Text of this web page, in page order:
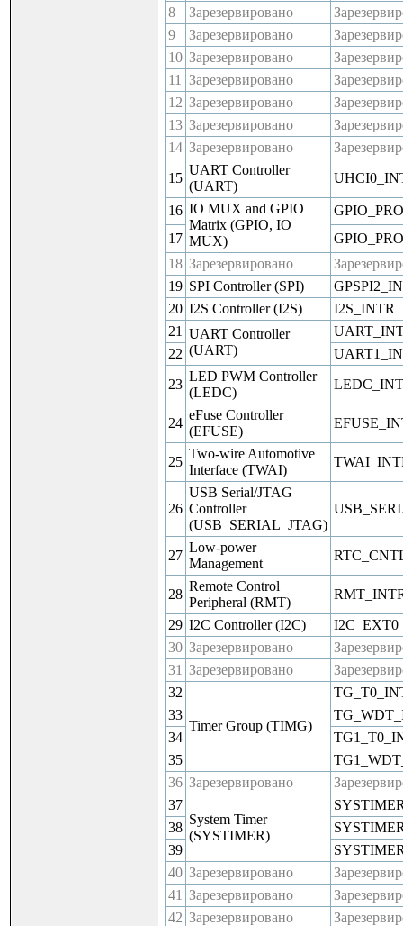
8
Зарезервировано
9
Зарезервировано
10 Зарезервировано
11
Зарезервировано
12 Зарезервировано
13 Зарезервировано
14 Зарезервировано
15
UART Controller
(UART)
16 IO MUX and GPIO
Matrix (GPIO, IO
MUX)
17
18 Зарезервировано
19 SPI Controller (SPI)
20 I2S Controller (I2S)
I2S_INTR
21 UART Controller
(UART)
22
23
LED PWM Controller
(LEDC)
24
eFuse Controller
(EFUSE)
25
Two-wire Automotive
Interface (TWAI)
26
USB Serial/JTAG
Controller
(USB_SERIAL_JTAG)
27
Low-power
Management
28
Remote Control
Peripheral (RMT)
29 I2C Controller (I2C)
30 Зарезервировано
31 Зарезервировано
32
Timer Group (TIMG)
33
34
35
36 Зарезервировано
37
System Timer
(SYSTIMER)
38
39
40 Зарезервировано
41 Зарезервировано
42 Зарезервировано